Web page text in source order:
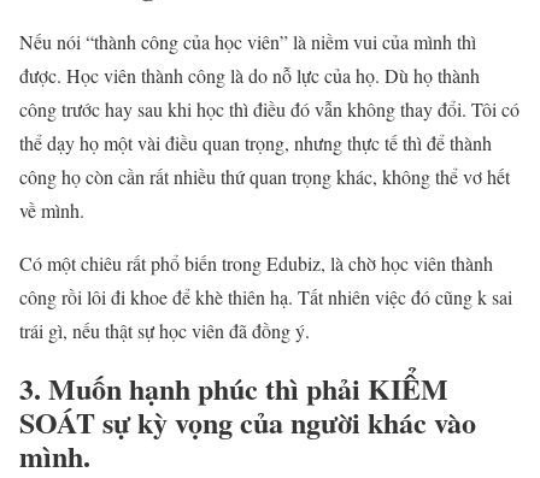
Nếu nói “thành công của học viên” là niềm vui của mình thì
được. Học viên thành công là do nỗ lực của họ. Dù họ thành
công trước hay sau khi học thì điều đó vẫn không thay đổi. Tôi có
thể dạy họ một vài điều quan trọng, nhưng thực tế thì để thành
công họ còn cần rất nhiều thứ quan trọng khác, không thể vơ hết
về mình.
Có một chiêu rất phổ biến trong Edubiz, là chờ học viên thành
công rồi lôi đi khoe để khè thiên hạ. Tất nhiên việc đó cũng k sai
trái gì, nếu thật sự học viên đã đồng ý.
3. Muốn hạnh phúc thì phải KIỂM
SOÁT sự kỳ vọng của người khác vào
mình.